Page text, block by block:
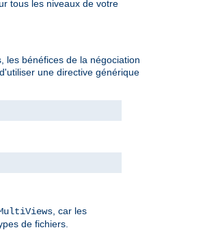
tous les niveaux de votre
les bénéfices de la négociation
une directive générique
, car les
de fichiers.